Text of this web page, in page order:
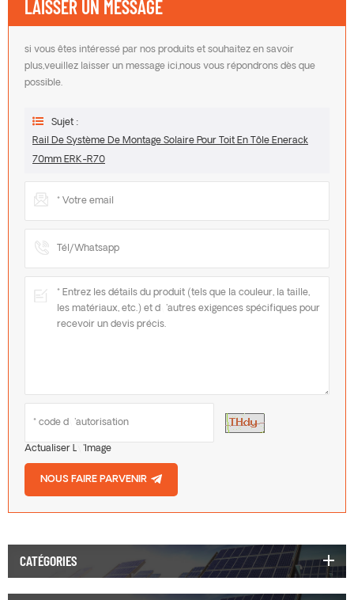
LAISSER UN MESSAGE
si vous êtes intéressé par nos produits et souhaitez en savoir
plus,veuillez laisser un message ici,nous vous répondrons dès que
possible.
Sujet :
Rail De Système De Montage Solaire Pour Toit En Tôle Enerack
70mm ERK-R70
Actualiser L\'image
NOUS FAIRE PARVENIR
CATÉGORIES